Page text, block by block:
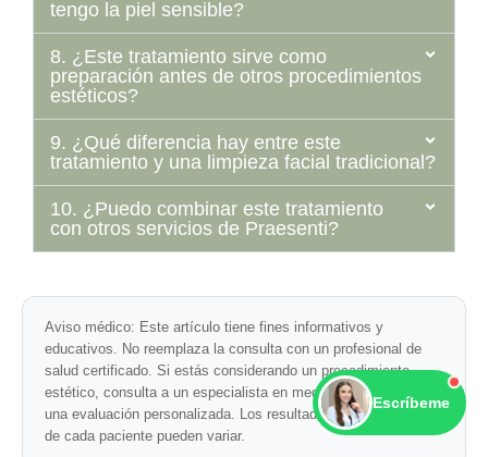
tengo la piel sensible?
8. ¿Este tratamiento sirve como
preparación antes de otros procedimientos
estéticos?
9. ¿Qué diferencia hay entre este
tratamiento y una limpieza facial tradicional?
10. ¿Puedo combinar este tratamiento
con otros servicios de Praesenti?
Aviso médico: Este artículo tiene fines informativos y
educativos. No reemplaza la consulta con un profesional de
salud certificado. Si estás considerando un procedimiento
estético, consulta a un especialista en medicina estética para
una evaluación personalizada. Los resultados y necesidades
de cada paciente pueden variar.
Escríbeme